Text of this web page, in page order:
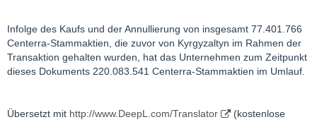
Infolge des Kaufs und der Annullierung von insgesamt 77.401.766
Centerra-Stammaktien, die zuvor von Kyrgyzaltyn im Rahmen der
Transaktion gehalten wurden, hat das Unternehmen zum Zeitpunkt
dieses Dokuments 220.083.541 Centerra-Stammaktien im Umlauf.
Übersetzt mit http://www.DeepL.com/Translator
(kostenlose